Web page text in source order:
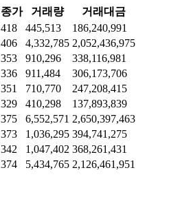
종가 거래량
거래대금
418 445,513
186,240,991
406 4,332,785 2,052,436,975
353 910,296
338,116,981
336 911,484
306,173,706
351 710,770
247,208,415
329 410,298
137,893,839
375 6,552,571 2,650,397,463
373 1,036,295 394,741,275
342 1,047,402 368,261,431
374 5,434,765 2,126,461,951